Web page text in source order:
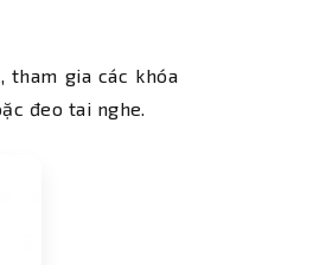
tham gia các khóa
đeo tai nghe.